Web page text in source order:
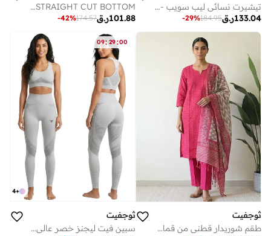
تيشيرت نسائي ليب سويب - أبيض
ر.ق133.04
184.95
-29%
BLUE KANTA STITCH DESIGN STIPED DESIGN COTTON SALWAR WITH PLAIN STRAIGHT CUT BOTTOM
ر.ق101.88
174.57
-42%
ثوجفيت
طقم شوريدار قطني من قماش الهاكوبا (مطرز) مع طرحة (دوباتا) بمزيج من طباعة الإيكات. إليك الترجمة التفصيلية المناسبة لعرض المنتج
09: 29:00
+
4
ثوجفيت
سبين فيت ليجنز خصر عالي بفتحات - رمادي فاتح